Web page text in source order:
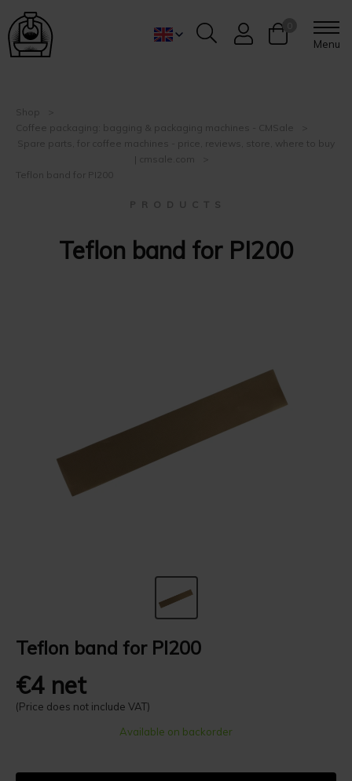
Menu
Shop
Coffee packaging: bagging & packaging machines - CMSale
Spare parts, for coffee machines - price, reviews, store, where to buy
| cmsale.com
Teflon band for PI200
P R O D U C T S
Teflon band for PI200
Teflon band for PI200
€4 net
(Price does not include VAT)
Available on backorder